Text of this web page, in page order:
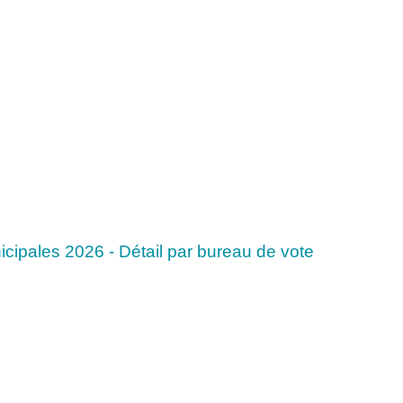
2026 - Détail par bureau de vote